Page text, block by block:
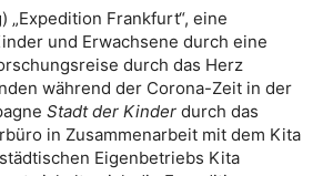
„Expedition Frankfurt“, eine
und Erwachsene durch eine
durch das Herz
während der Corona-Zeit in der
Stadt der Kinder durch das
in Zusammenarbeit mit dem Kita
Eigenbetriebs Kita